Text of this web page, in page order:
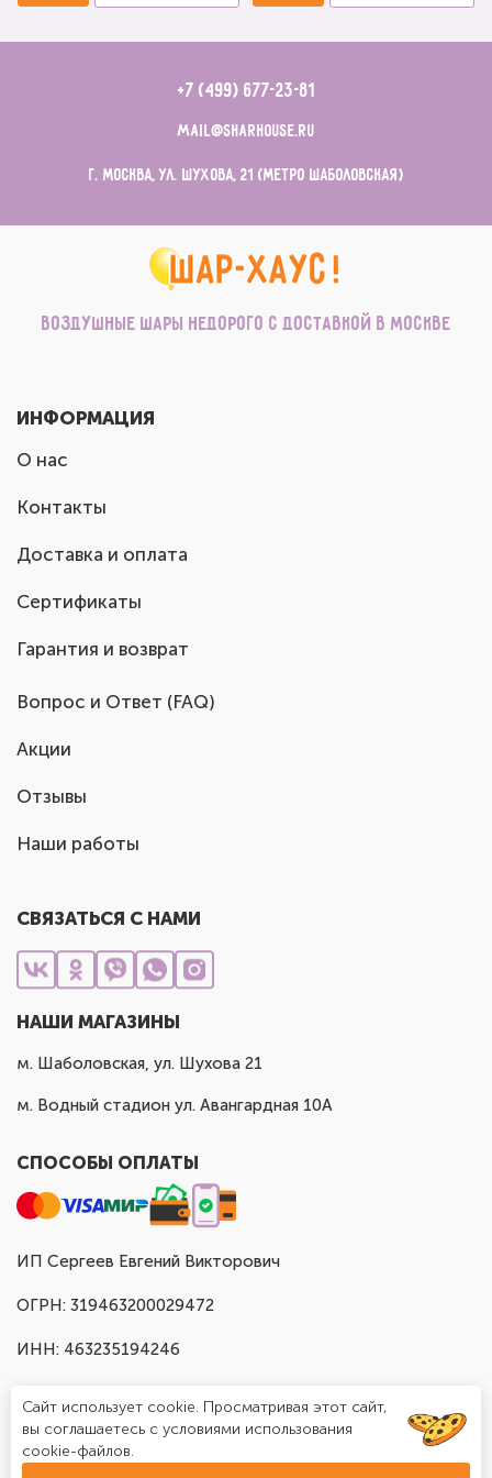
+7 (499) 677-23-81
mail@sharhouse.ru
г. Москва, ул. Шухова, 21 (метро Шаболовская)
Воздушные шары недорого с доставкой в Москве
ИНФОРМАЦИЯ
О нас
Контакты
Доставка и оплата
Сертификаты
Гарантия и возврат
Вопрос и Ответ (FAQ)
Акции
Отзывы
Наши работы
СВЯЗАТЬСЯ С НАМИ
НАШИ МАГАЗИНЫ
м. Шаболовская, ул. Шухова 21
м. Водный стадион ул. Авангардная 10А
СПОСОБЫ ОПЛАТЫ
ИП Сергеев Евгений Викторович
ОГРН: 319463200029472
ИНН: 463235194246
Сайт использует cookie. Просматривая этот сайт,
вы соглашаетесь с условиями использования
cookie-файлов.